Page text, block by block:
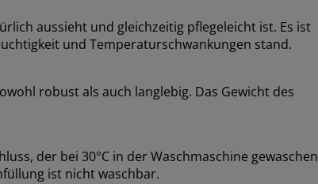
aussieht und gleichzeitig pflegeleicht ist. Es ist
und Temperaturschwankungen stand.
robust als auch langlebig. Das Gewicht des
der bei 30°C in der Waschmaschine gewaschen
ist nicht waschbar.